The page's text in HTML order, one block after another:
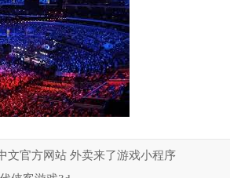
文官方网站 外卖来了游戏小程序